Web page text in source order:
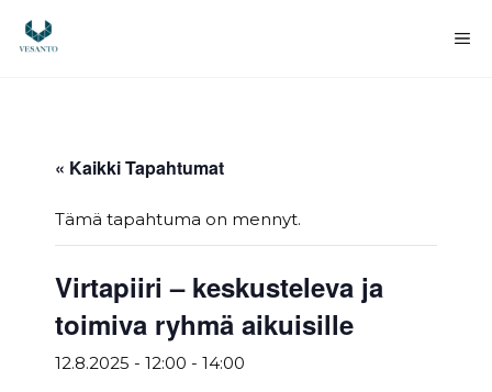
sisältöön
« Kaikki Tapahtumat
Tämä tapahtuma on mennyt.
Virtapiiri – keskusteleva ja
toimiva ryhmä aikuisille
12.8.2025 - 12:00 - 14:00